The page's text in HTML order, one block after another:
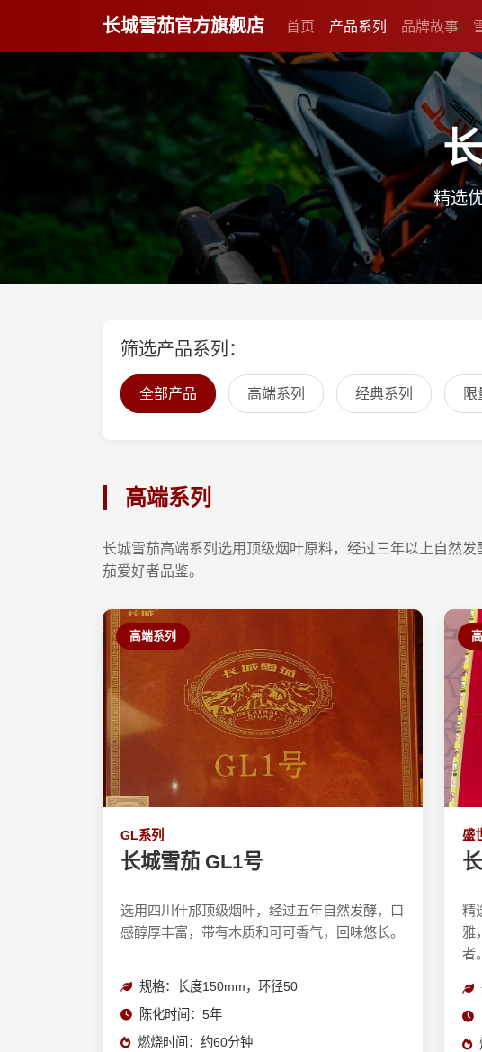
长城雪茄官方旗舰店 首页 产品系列 品牌故事
精选
筛选产品系列：
全部产品 高端系列 经典系列 限
高端系列
长城雪茄高端系列选用顶级烟叶原料，经过三年以上自然
茄爱好者品鉴。
高端系列
GL系列
长城雪茄 GL1号
选用四川什邡顶级烟叶，经过五年自然发酵，口
感醇厚丰富，带有木质和可可香气，回味悠长。
规格：长度150mm，环径50
陈化时间：5年
燃烧时间：约60分钟
盛
精
雅
者。